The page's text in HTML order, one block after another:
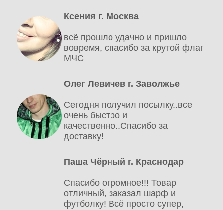
Ксения г. Москва
всё прошло удачно и пришло
вовремя, спасибо за крутой флаг
МЧС
Олег Левичев г. Заволжье
Сегодня получил посылку..все
очень быстро и
качественно..Спасибо за
доставку!
Паша Чёрный г. Краснодар
Спасибо огромное!!! Товар
отличный, заказал шарф и
футболку! Всё просто супер,